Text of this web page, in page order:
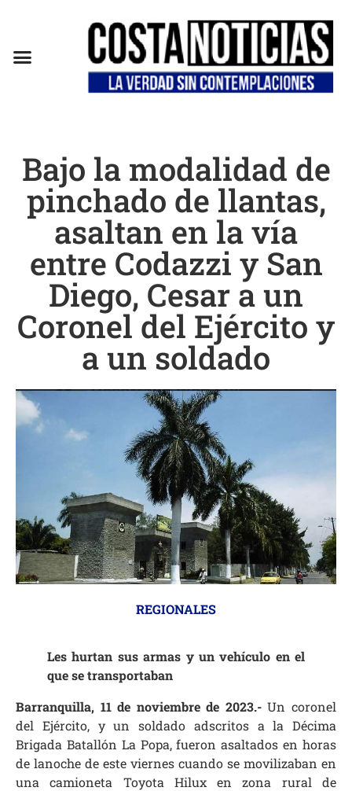
Bajo la modalidad de
pinchado de llantas,
asaltan en la vía
entre Codazzi y San
Diego, Cesar a un
Coronel del Ejército y
a un soldado
REGIONALES
Les hurtan sus armas y un vehículo en el
que se transportaban
Barranquilla, 11 de noviembre de 2023.-Un coronel
del Ejército, y un soldado adscritos a la Décima
Brigada Batallón La Popa, fueron asaltados en horas
de lanoche de este viernes cuando se movilizaban en
una camioneta Toyota Hilux en zona rural de